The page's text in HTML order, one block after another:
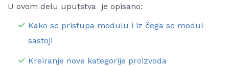
U ovom delu uputstva je opisano:
Kako se pristupa modulu i iz čega se modul
sastoji
Kreiranje nove kategorije proizvoda